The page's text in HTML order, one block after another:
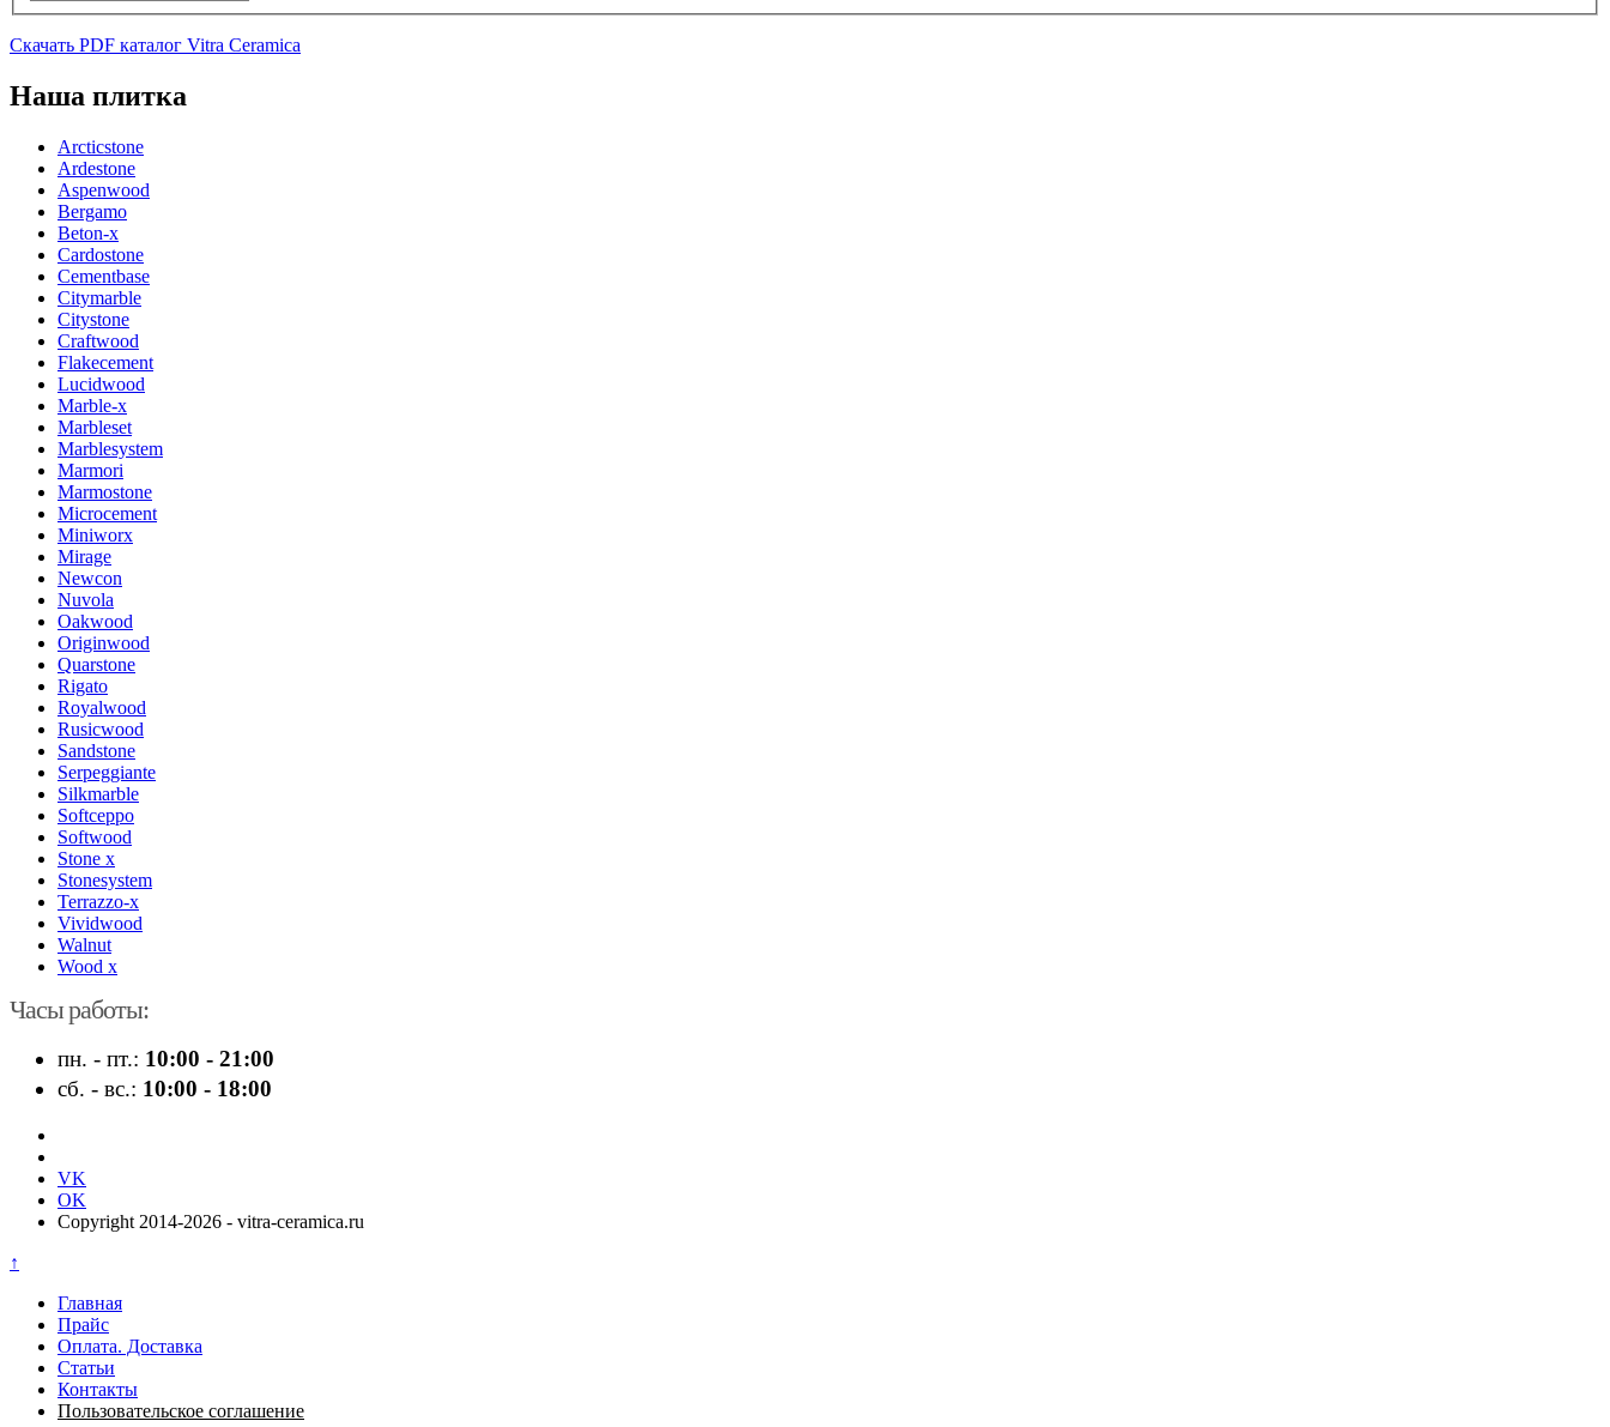
Скачать PDF каталог Vitra Ceramica
Наша плитка
Arcticstone
Ardestone
Aspenwood
Bergamo
Beton-x
Cardostone
Cementbase
Citymarble
Citystone
Craftwood
Flakecement
Lucidwood
Marble-x
Marbleset
Marblesystem
Marmori
Marmostone
Microcement
Miniworx
Mirage
Newcon
Nuvola
Oakwood
Originwood
Quarstone
Rigato
Royalwood
Rusicwood
Sandstone
Serpeggiante
Silkmarble
Softceppo
Softwood
Stone x
Stonesystem
Terrazzo-x
Vividwood
Walnut
Wood x
Часы работы:
пн. - пт.: 10:00 - 21:00
сб. - вс.: 10:00 - 18:00
VK
OK
Copyright 2014-2026 - vitra-ceramica.ru
↑
Главная
Прайс
Оплата. Доставка
Статьи
Контакты
Пользовательское соглашение